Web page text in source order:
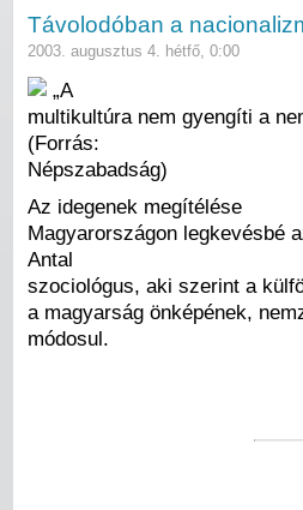
Távolodóban a
2003. augusztus 4. hétfő, 0:00
„A
multikultúra nem gyengíti a
(Forrás:
Népszabadság)
Az idegenek megítélése
Magyarországon legkevésbé
Antal
szociológus, aki szerint a
a magyarság önképének,
módosul.